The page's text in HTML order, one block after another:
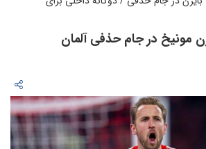
مونیخ در جام حذفی آلمان